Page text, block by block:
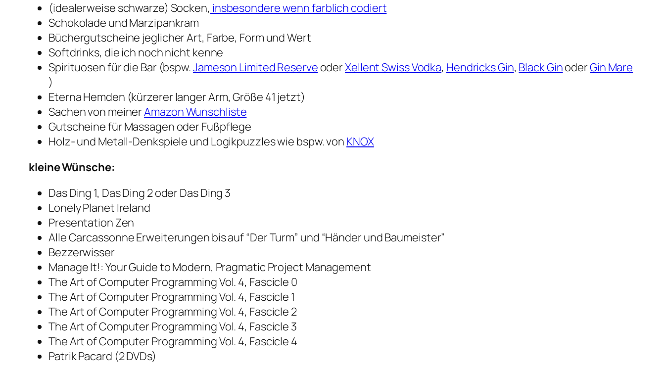
(idealerweise schwarze) Socken, insbesondere wenn farblich codiert
Schokolade und Marzipankram
Büchergutscheine jeglicher Art, Farbe, Form und Wert
Softdrinks, die ich noch nicht kenne
Spirituosen für die Bar (bspw.Jameson Limited Reserve oderXellent Swiss Vodka, Hendricks Gin, Black GinoderGin Mare
)
Eterna Hemden (kürzerer langer Arm, Größe 41 jetzt)
Sachen von meinerAmazon Wunschliste
Gutscheine für Massagen oder Fußpflege
Holz- und Metall-Denkspiele und Logikpuzzles wie bspw. von KNOX
kleine Wünsche:
Das Ding 1, Das Ding 2 oder Das Ding 3
Lonely Planet Ireland
Presentation Zen
Alle Carcassonne Erweiterungen bis auf “Der Turm” und “Händer und Baumeister”
Bezzerwisser
Manage It!: Your Guide to Modern, Pragmatic Project Management
The Art of Computer Programming Vol. 4, Fascicle 0
The Art of Computer Programming Vol. 4, Fascicle 1
The Art of Computer Programming Vol. 4, Fascicle 2
The Art of Computer Programming Vol. 4, Fascicle 3
The Art of Computer Programming Vol. 4, Fascicle 4
Patrik Pacard (2 DVDs)